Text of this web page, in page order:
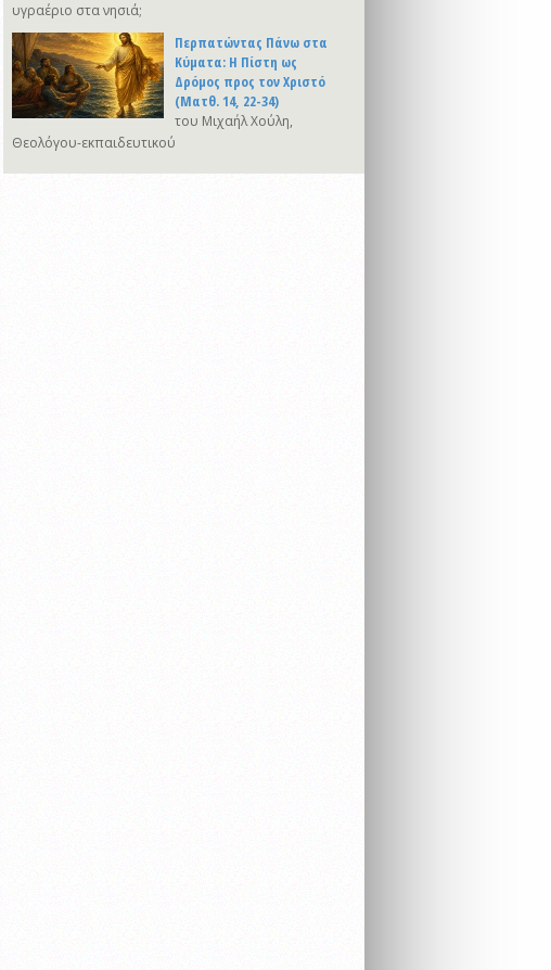
υγραέριο στα νησιά;
Περπατώντας Πάνω στα
Κύματα: Η Πίστη ως
Δρόμος προς τον Χριστό
(Ματθ. 14, 22-34)
του Μιχαήλ Χούλη,
Θεολόγου-εκπαιδευτικού